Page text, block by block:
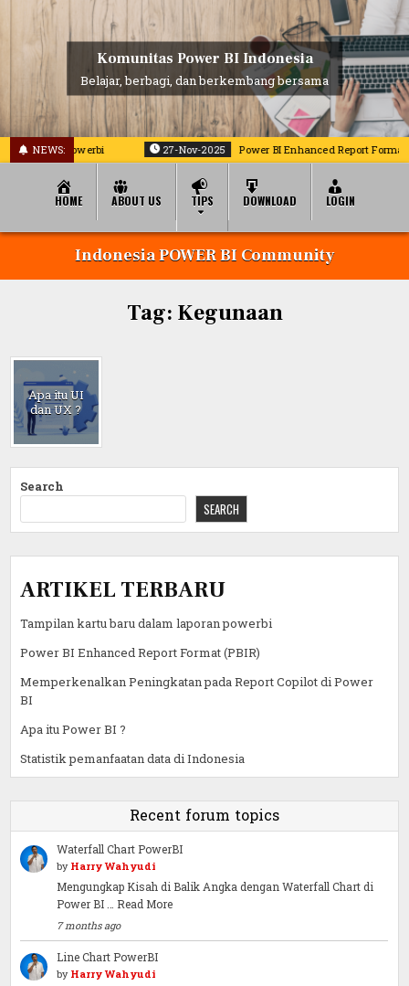
content
Komunitas Power BI Indonesia
Belajar, berbagi, dan berkembang bersama
NEWS:
laporan powerbi 27-Nov-2025 Power BI Enhanced Report Format
HOME ABOUT US TIPS DOWNLOAD LOGIN
Indonesia POWER BI Community
Tag: Kegunaan
Apa itu UI
dan UX ?
Search
SEARCH
ARTIKEL TERBARU
Tampilan kartu baru dalam laporan powerbi
Power BI Enhanced Report Format (PBIR)
Memperkenalkan Peningkatan pada Report Copilot di Power
BI
Apa itu Power BI ?
Statistik pemanfaatan data di Indonesia
Recent forum topics
Waterfall Chart PowerBI
by Harry Wahyudi
Mengungkap Kisah di Balik Angka dengan Waterfall Chart di
Power BI … Read More
7 months ago
Line Chart PowerBI
by Harry Wahyudi